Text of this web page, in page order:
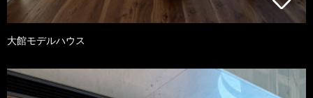
大館モデルハウス